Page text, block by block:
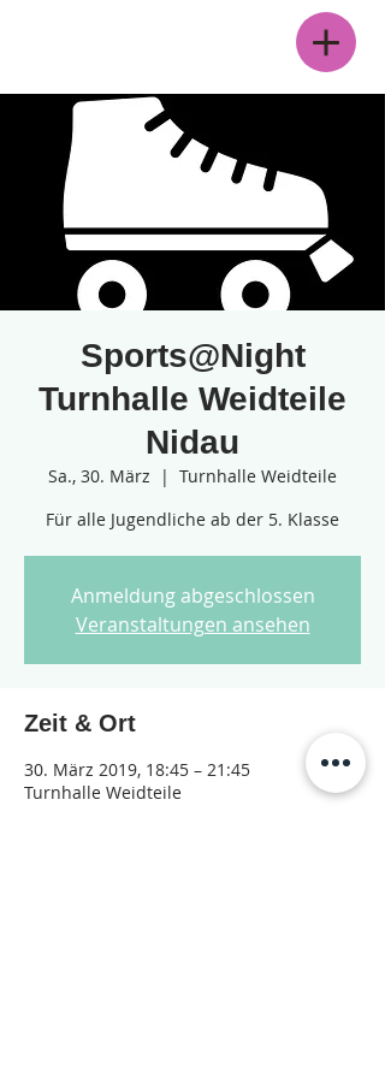
Sports@Night
Turnhalle Weidteile
Nidau
Sa., 30. März
  |
Turnhalle Weidteile
Für alle Jugendliche ab der 5. Klasse
Anmeldung abgeschlossen
Veranstaltungen ansehen
Zeit & Ort
30. März 2019, 18:45 – 21:45
Turnhalle Weidteile